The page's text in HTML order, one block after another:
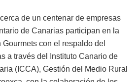
de un centenar de empresas
de Canarias participan en la
con el respaldo del
a través del Instituto Canario de
(ICCA), Gestión del Medio Rural